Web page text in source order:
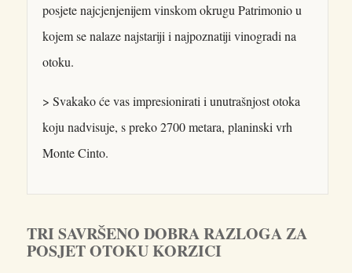
posjete najcjenjenijem vinskom okrugu Patrimonio u
kojem se nalaze najstariji i najpoznatiji vinogradi na
otoku.
> Svakako će vas impresionirati i unutrašnjost otoka
koju nadvisuje, s preko 2700 metara, planinski vrh
Monte Cinto.
TRI SAVRŠENO DOBRA RAZLOGA ZA
POSJET OTOKU KORZICI